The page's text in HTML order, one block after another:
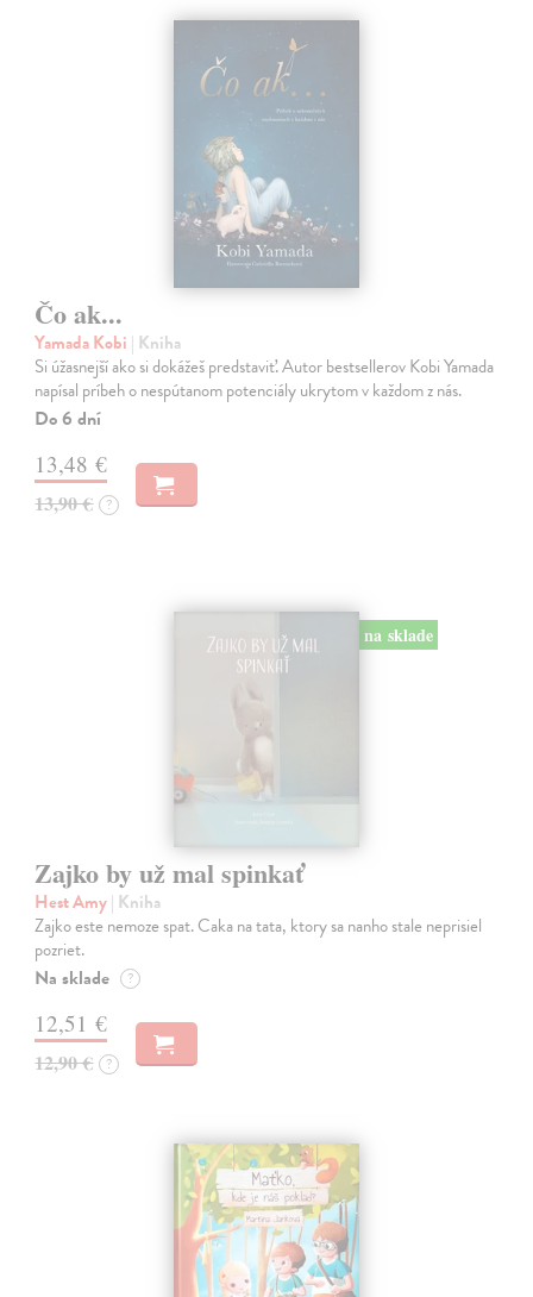
Čo ak...
Yamada Kobi | Kniha
Si úžasnejší ako si dokážeš predstaviť. Autor bestsellerov Kobi Yamada
napísal príbeh o nespútanom potenciály ukrytom v každom z nás.
Do 6 dní
13,48 €
13,90 € ?
na sklade
Zajko by už mal spinkať
Hest Amy| Kniha
Zajko este nemoze spat. Caka na tata, ktory sa nanho stale neprisiel
pozriet.
Na sklade ?
12,51 €
12,90 € ?